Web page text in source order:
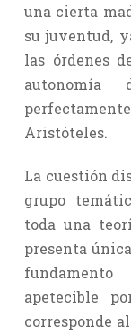
una cierta
su juventud,
las órdenes
Aristóteles.
La cuestión
grupo
toda una
presenta
apetecible
corresponde